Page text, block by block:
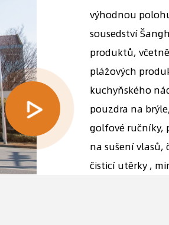
výhodnou
sousedství
produktů,
plážových
kuchyňského
pouzdra na
golfové ručníky,
na sušení
čisticí utěrky ,